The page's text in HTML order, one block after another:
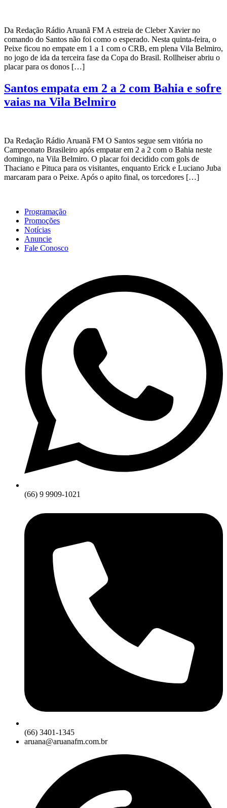
Da Redação Rádio Aruanã FM A estreia de Cleber Xavier no
comando do Santos não foi como o esperado. Nesta quinta-feira, o
Peixe ficou no empate em 1 a 1 com o CRB, em plena Vila Belmiro,
no jogo de ida da terceira fase da Copa do Brasil. Rollheiser abriu o
placar para os donos […]
Santos empata em 2 a 2 com Bahia e sofre
vaias na Vila Belmiro
Da Redação Rádio Aruanã FM O Santos segue sem vitória no
Campeonato Brasileiro após empatar em 2 a 2 com o Bahia neste
domingo, na Vila Belmiro. O placar foi decidido com gols de
Thaciano e Pituca para os visitantes, enquanto Erick e Luciano Juba
marcaram para o Peixe. Após o apito final, os torcedores […]
Programação
Promoções
Notícias
Anuncie
Fale Conosco
(66) 9 9909-1021
(66) 3401-1345
aruana@aruanafm.com.br